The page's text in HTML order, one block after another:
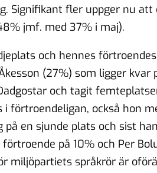
Signifikant fler uppger nu att
jmf. med 37% i maj).
och hennes
(27%) som ligger
och tagit
i förtroendeligan, också hon
på en sjunde plats och sist
på 10% och Per
miljöpartiets språkrör är